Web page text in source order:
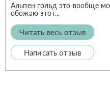
Альпен гольд это вообще
обожаю этот...
Читать весь отзыв
Написать отзыв